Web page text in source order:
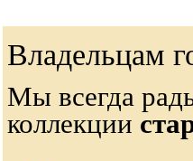
Владельцам
Мы всегда
коллекции